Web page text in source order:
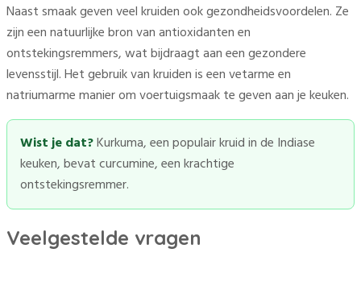
Naast smaak geven veel kruiden ook gezondheidsvoordelen. Ze
zijn een natuurlijke bron van antioxidanten en
ontstekingsremmers, wat bijdraagt aan een gezondere
levensstijl. Het gebruik van kruiden is een vetarme en
natriumarme manier om voertuigsmaak te geven aan je keuken.
Wist je dat?Kurkuma, een populair kruid in de Indiase
keuken, bevat curcumine, een krachtige
ontstekingsremmer.
Veelgestelde vragen